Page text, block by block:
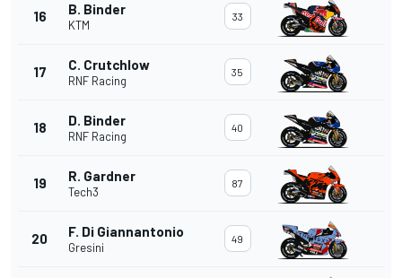
16 B. Binder
KTM
33
17 C. Crutchlow
RNF Racing
35
18 D. Binder
RNF Racing
40
19 R. Gardner
Tech3
87
20 F. Di Giannantonio
Gresini
49